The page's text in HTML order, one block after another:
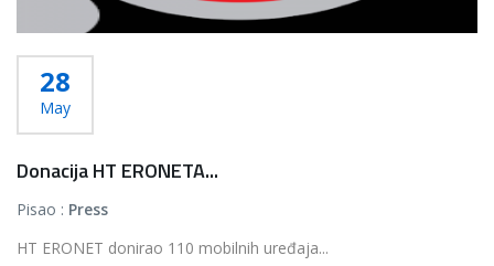
28
May
Donacija HT ERONETA...
Pisao : Press
HT ERONET donirao 110 mobilnih uređaja...